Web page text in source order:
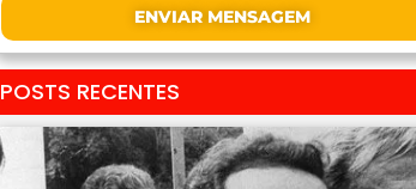
ENVIAR MENSAGEM
POSTS RECENTES